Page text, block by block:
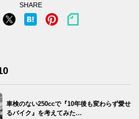
SHARE
車検のない250ccで『10年後も変わらず愛せ
るバイク』を考えてみた…